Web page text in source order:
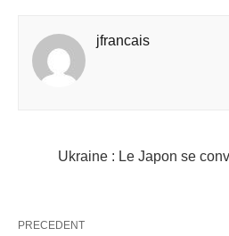
jfrancais
Ukraine : Le Japon se
PRECEDENT